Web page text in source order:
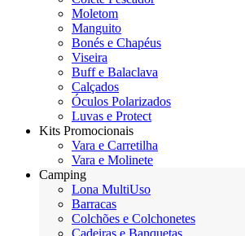
Moletom
Manguito
Bonés e Chapéus
Viseira
Buff e Balaclava
Calçados
Óculos Polarizados
Luvas e Protect
Kits Promocionais
Vara e Carretilha
Vara e Molinete
Camping
Lona MultiUso
Barracas
Colchões e Colchonetes
Cadeiras e Banquetas